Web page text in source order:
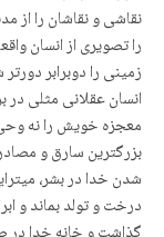
نقاشی و نقاشان را از
را تصویری از انسان
زمینی را دوبرابر
انسان عقلانی مثلی
معجزه خویش را نه
بزرگترین سارق و
شدن خدا در بشر،
درخت و تولد بماند و